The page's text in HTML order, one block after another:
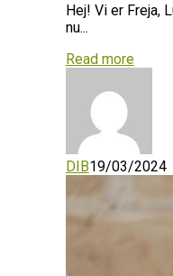
Hej! Vi er Freja,
nu...
Read more
DIB19/03/2024